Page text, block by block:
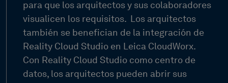
para que los arquitectos y sus colaboradores
visualicen los requisitos.
Los arquitectos
también se benefician de la integración de
Reality Cloud Studio en Leica CloudWorx.
Con Reality Cloud Studio como centro de
datos, los arquitectos pueden abrir sus